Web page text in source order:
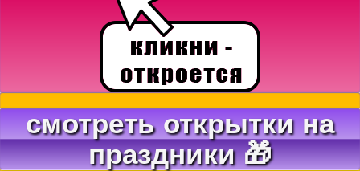
смотреть открытки на
праздники 🎁